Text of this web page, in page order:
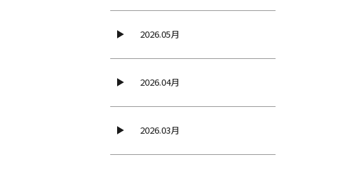
2026.05月
2026.04月
2026.03月